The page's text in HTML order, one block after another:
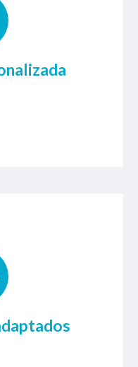
y un
de nuestros
el tiempo para
preocupaciones,
visita sea una
y eficaz.
lo que diseñamos
tus condiciones
tratamientos
a alcanzar tus